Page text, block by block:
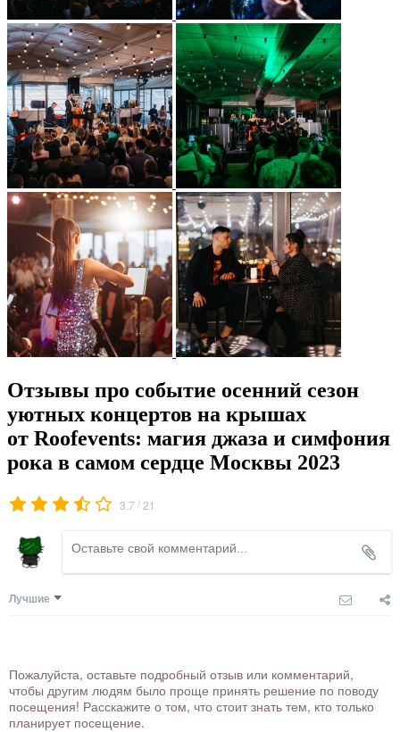
Отзывы про событие осенний сезон
уютных концертов на крышах
от Roofevents: магия джаза и симфония
рока в самом сердце Москвы 2023
3.7 /21
Лучшие
Пожалуйста, оставьте подробный отзыв или комментарий,
чтобы другим людям было проще принять решение по поводу
посещения! Расскажите о том, что стоит знать тем, кто только
планирует посещение.